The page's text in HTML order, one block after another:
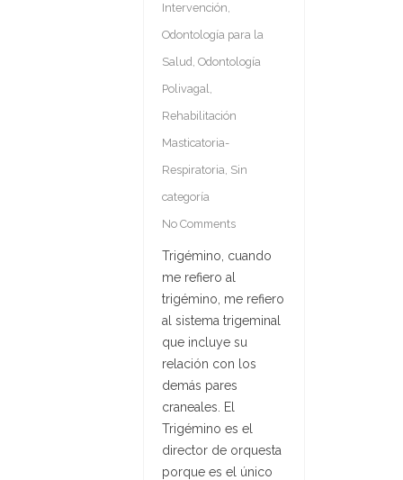
Intervención,
Odontología para la
Salud, Odontología
Polivagal,
Rehabilitación
Masticatoria-
Respiratoria, Sin
categoría
No Comments
Trigémino, cuando
me refiero al
trigémino, me refiero
al sistema trigeminal
que incluye su
relación con los
demás pares
craneales. El
Trigémino es el
director de orquesta
porque es el único